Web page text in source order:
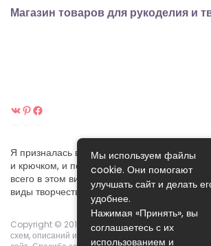
Магазин товаров для рукоделия и
ВКонтакте
Pinterest
Я призналась вам в своей любви к
и крючком, и постараюсь поделиться
всего в этом виде рукоделия. Хотя меня
виды творчества, которые я собираюсь
Copyright © 2015-2024.Pikoclub. Права
схем, описаний и фотографий возможны с
Мы используем файлы
cookie. Они помогают
улучшать сайт и делать
удобнее.
Нажимая «Принять», вы
соглашаетесь с их
использованием и